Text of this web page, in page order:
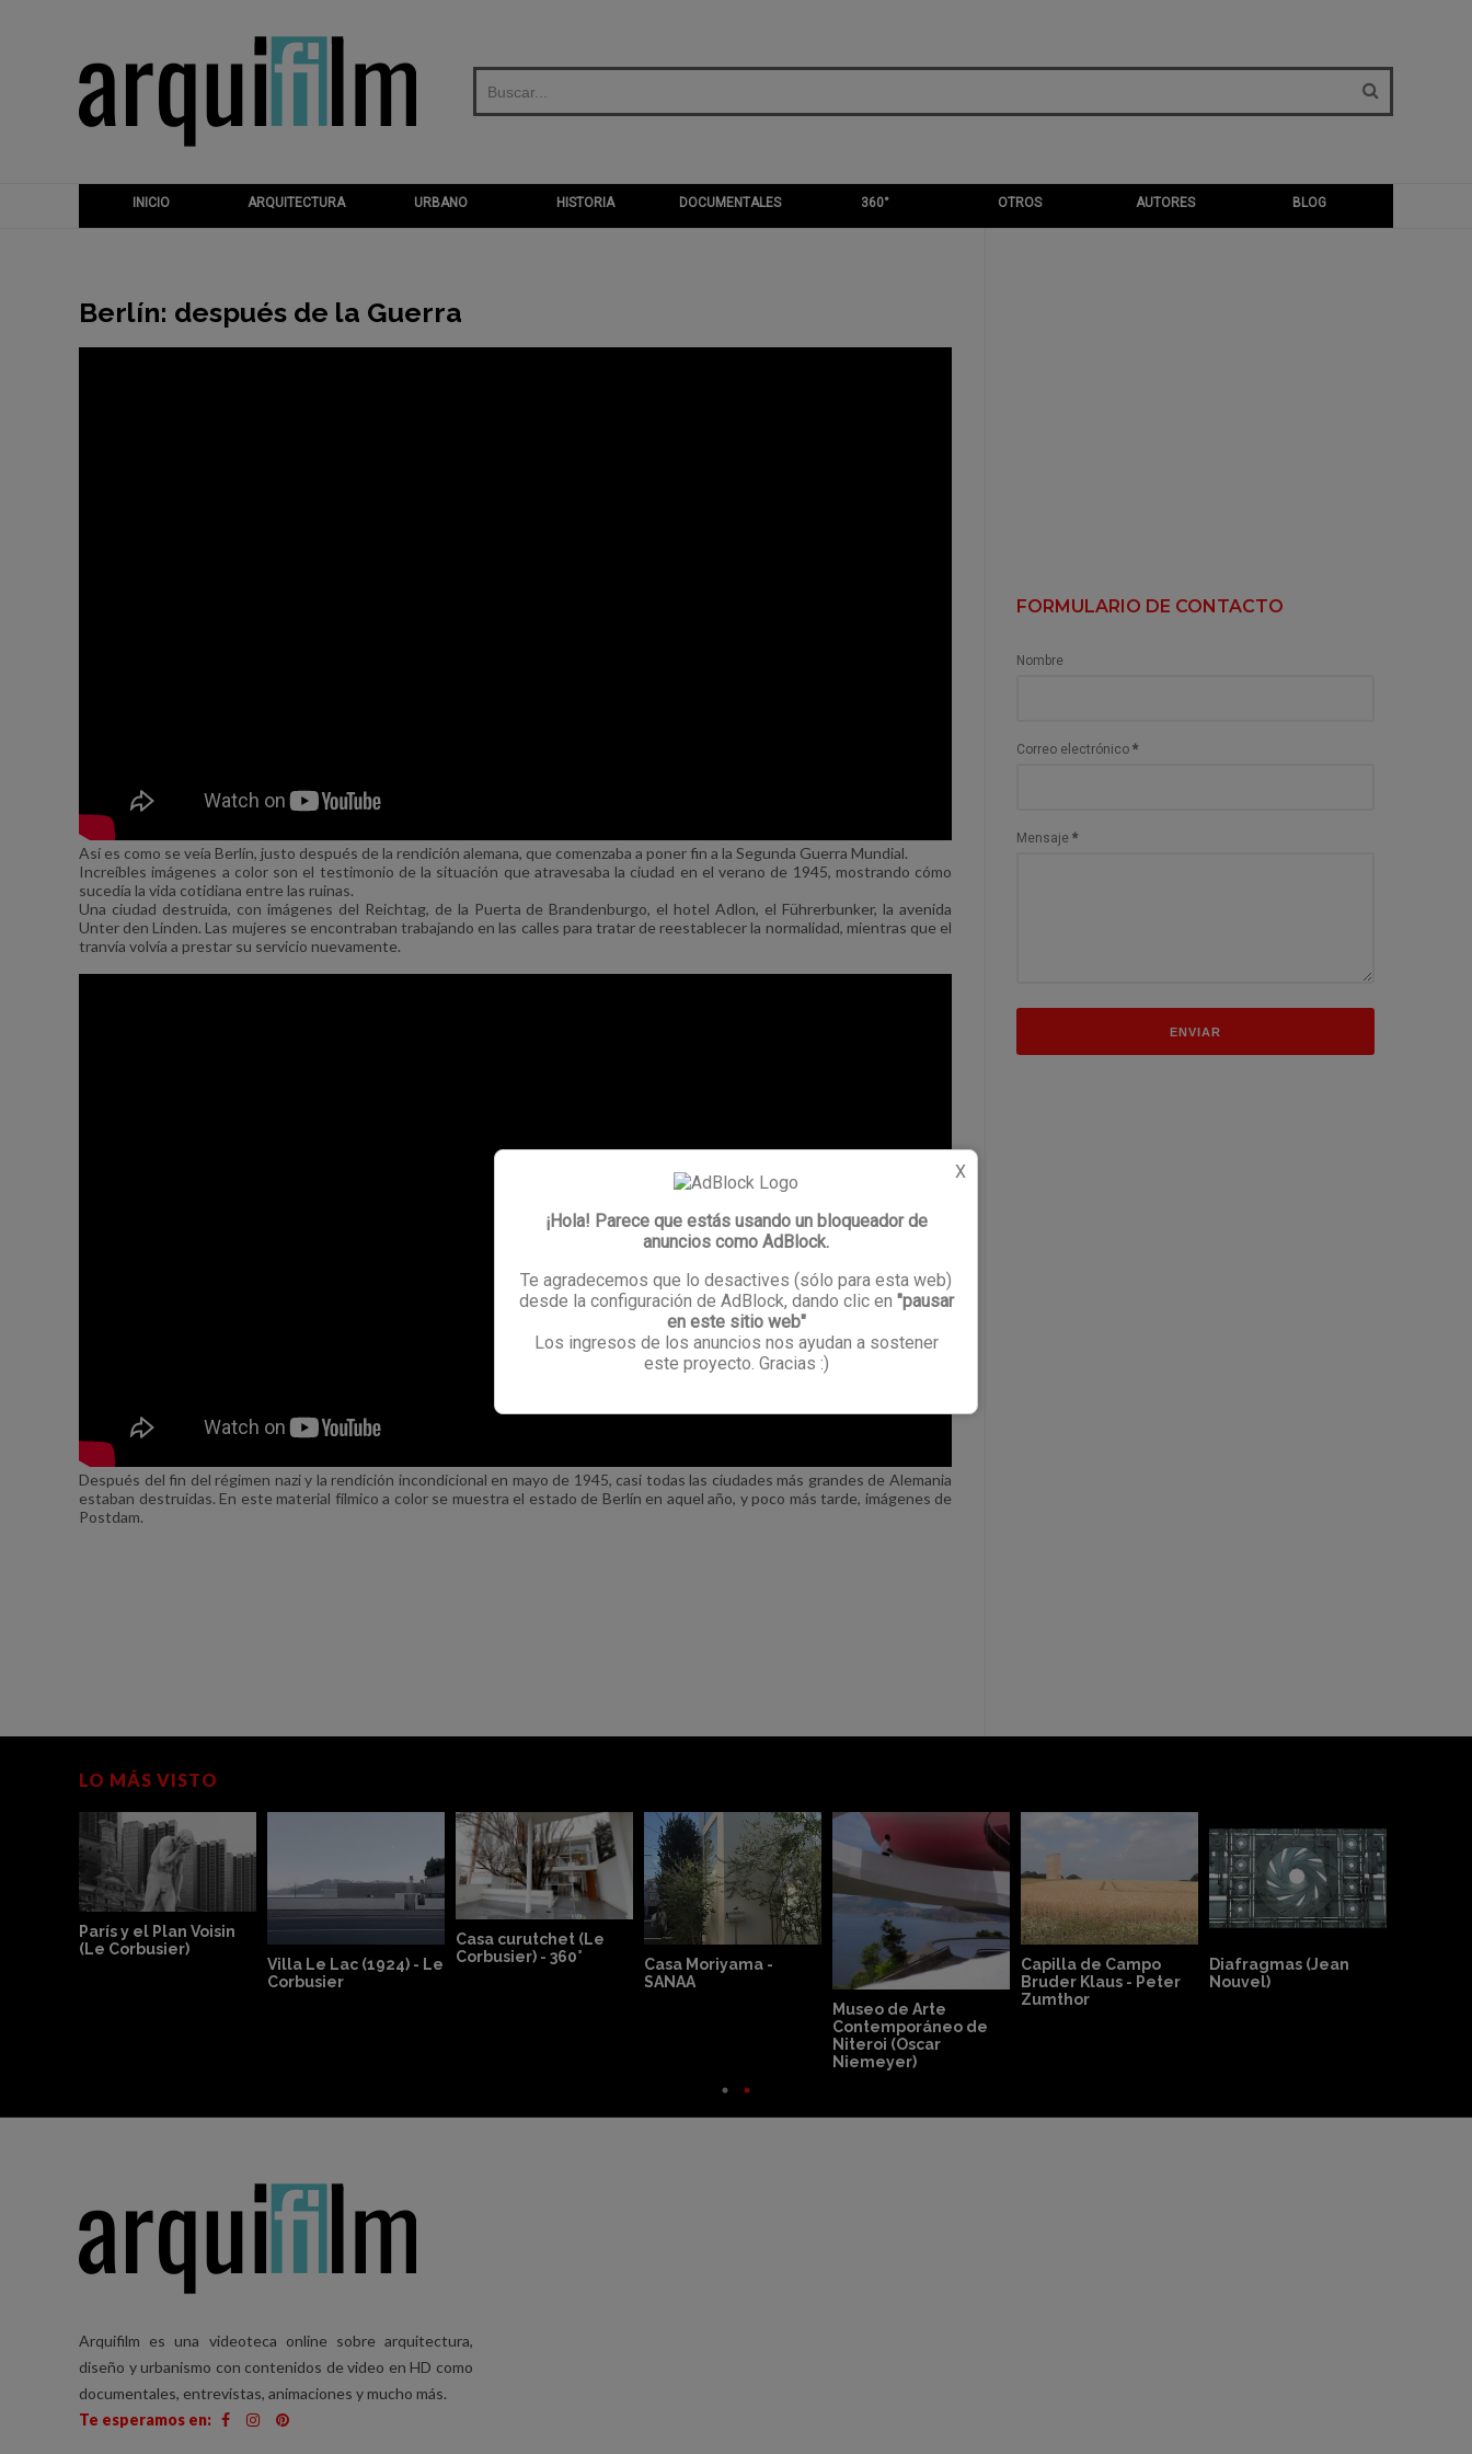
X
¡Hola! Parece que estás usando un bloqueador de
anuncios como AdBlock.
Te agradecemos que lo desactives (sólo para esta web)
desde la configuración de AdBlock, dando clic en "pausar
en este sitio web"
Los ingresos de los anuncios nos ayudan a sostener
este proyecto. Gracias :)
INICIO ARQUITECTURA URBANO HISTORIA DOCUMENTALES 360° OTROS AUTORES BLOG
Berlín: después de la Guerra
Así es como se veía Berlín, justo después de la rendición alemana, que comenzaba a poner fin a la Segunda Guerra Mundial.
Increíbles imágenes a color son el testimonio de la situación que atravesaba la ciudad en el verano de 1945, mostrando cómo
sucedía la vida cotidiana entre las ruinas.
Una ciudad destruida, con imágenes del Reichtag, de la Puerta de Brandenburgo, el hotel Adlon, el Führerbunker, la avenida
Unter den Linden. Las mujeres se encontraban trabajando en las calles para tratar de reestablecer la normalidad, mientras que el
tranvía volvía a prestar su servicio nuevamente.
Después del fin del régimen nazi y la rendición incondicional en mayo de 1945, casi todas las ciudades más grandes de Alemania
estaban destruidas. En este material fílmico a color se muestra el estado de Berlín en aquel año, y poco más tarde, imágenes de
Postdam.
FORMULARIO DE CONTACTO
Nombre
Correo electrónico *
Mensaje *
LO MÁS VISTO
Bauhaus película
(2019)
Basílica de San Vitale
París y el Plan Voisin
(Le Corbusier)
Villa Le Lac (1924) - Le
Corbusier
Casa curutchet (Le
Corbusier) - 360°
Casa Moriyama -
SANAA
Arquifilm es una videoteca online sobre arquitectura,
diseño y urbanismo con contenidos de video en HD como
documentales, entrevistas, animaciones y mucho más.
Te esperamos en: